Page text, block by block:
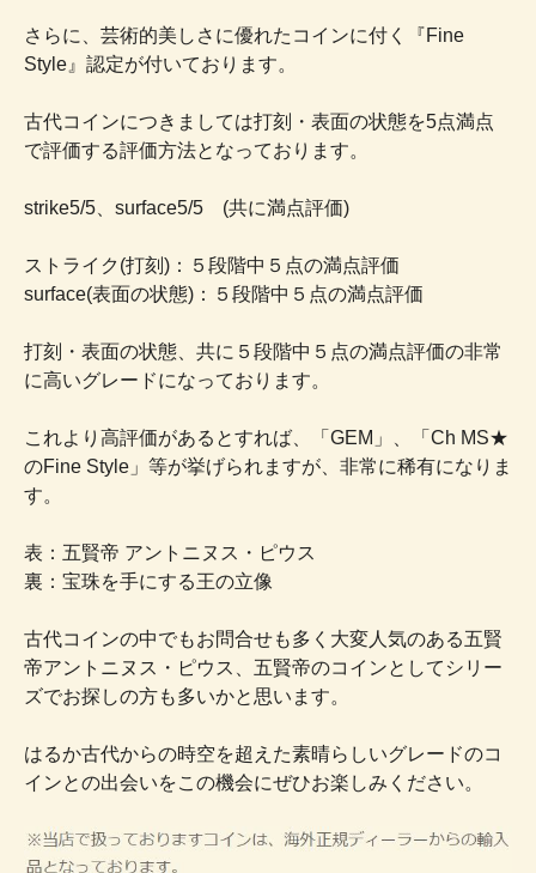
さらに、芸術的美しさに優れたコインに付く『Fine
Style』認定が付いております。
古代コインにつきましては打刻・表面の状態を5点満点
で評価する評価方法となっております。
strike5/5、surface5/5 (共に満点評価)
ストライク(打刻)：５段階中５点の満点評価
surface(表面の状態)：５段階中５点の満点評価
打刻・表面の状態、共に５段階中５点の満点評価の非常
に高いグレードになっております。
これより高評価があるとすれば、「GEM」、「Ch MS★
のFine Style」等が挙げられますが、非常に稀有になりま
す。
表：五賢帝 アントニヌス・ピウス
裏：宝珠を手にする王の立像
古代コインの中でもお問合せも多く大変人気のある五賢
帝アントニヌス・ピウス、五賢帝のコインとしてシリー
ズでお探しの方も多いかと思います。
はるか古代からの時空を超えた素晴らしいグレードのコ
インとの出会いをこの機会にぜひお楽しみください。